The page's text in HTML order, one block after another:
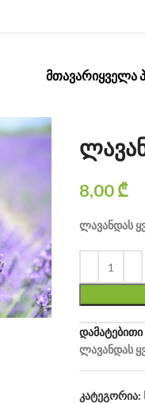
ᲛᲗᲐᲕᲐᲠᲘᲧᲕᲔᲚᲐ
8,00₾
ლავანდას
ლავანდას
კატეგორია: